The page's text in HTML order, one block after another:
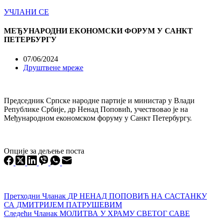
УЧЛАНИ СЕ
МЕЂУНАРОДНИ ЕКОНОМСКИ ФОРУМ У САНКТ
ПЕТЕРБУРГУ
07/06/2024
Друштвене мреже
Председник Српске народне партије и министар у Влади
Републике Србије, др Ненад Поповић, учествовао је на
Међународном економском форуму у Санкт Петербургу.
Опције за дељење поста
Претходни Чланак ДР НЕНАД ПОПОВИЋ НА САСТАНКУ
СА ДМИТРИЈЕМ ПАТРУШЕВИМ
Следећи Чланак МОЛИТВА У ХРАМУ СВЕТОГ САВЕ